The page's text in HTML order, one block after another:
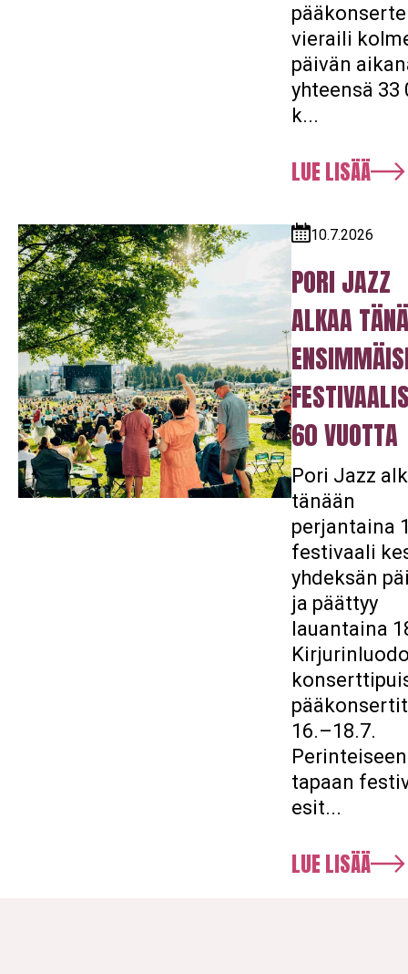
vieraili
päivän
yhteensä 33
k...
LUE LISÄÄ
Julkaistu:
10.7.2026
PORI JAZZ
ALKAA
60 VUOTTA
Pori Jazz
tänään
perjantaina
festivaali
yhdeksän
ja päättyy
lauantaina
16.–18.7.
Perinteiseen
tapaan
esit...
LUE LISÄÄ